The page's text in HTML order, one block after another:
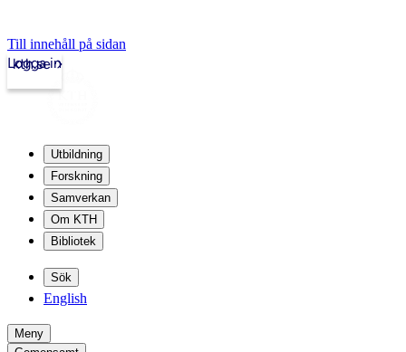
Till innehåll på sidan
kth.se
Logga in
Utbildning
Forskning
Samverkan
Om KTH
Bibliotek
Sök
English
Meny